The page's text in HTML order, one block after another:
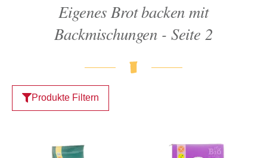
Eigenes Brot backen mit
Backmischungen - Seite 2
Produkte Filtern